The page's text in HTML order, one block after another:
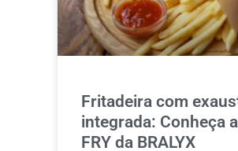
Fritadeira com
integrada: Conheça
FRY da BRALYX